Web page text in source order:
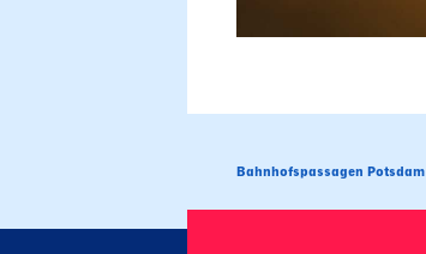
Bahnhofspassagen Potsdam